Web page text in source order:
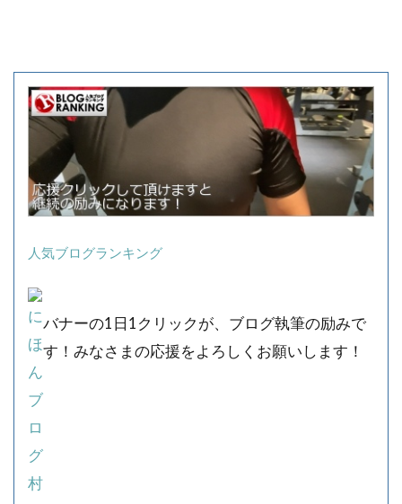
人気ブログランキング
バナーの1日1クリックが、ブログ執筆の励みで
す！みなさまの応援をよろしくお願いします！